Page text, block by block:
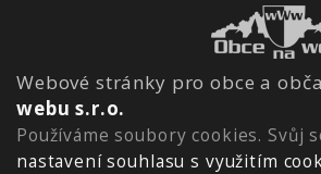
Webové stránky pro obce a
webu s.r.o.
Používáme soubory cookies. Svůj
nastavení souhlasu s využitím